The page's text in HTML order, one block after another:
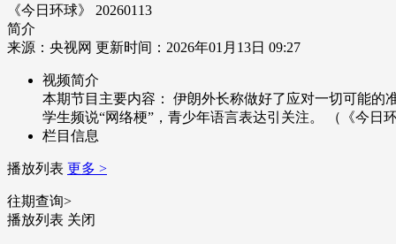
《今日环球》 20260113
简介
来源：央视网 更新时间：2026年01月13日 09:27
视频简介
本期节目主要内容： 伊朗外长称做好了应对一切可能
学生频说“网络梗”，青少年语言表达引关注。 （《今日
栏目信息
播放列表 更多 >
往期查询>
播放列表 关闭